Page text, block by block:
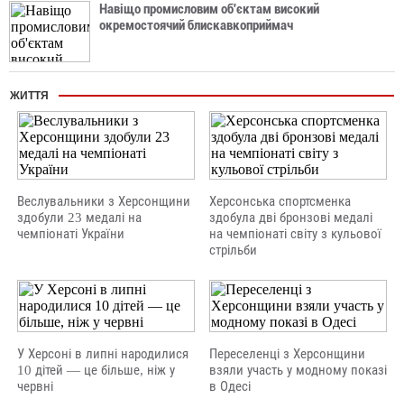
Навіщо промисловим об'єктам високий
окремостоячий блискавкоприймач
ЖИТТЯ
Веслувальники з Херсонщини
здобули 23 медалі на
чемпіонаті України
Херсонська спортсменка
здобула дві бронзові медалі
на чемпіонаті світу з кульової
стрільби
У Херсоні в липні народилися
10 дітей — це більше, ніж у
червні
Переселенці з Херсонщини
взяли участь у модному показі
в Одесі